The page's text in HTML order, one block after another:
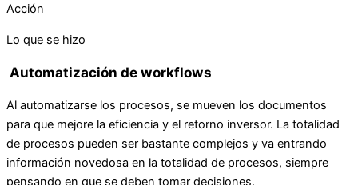
Acción
Lo que se hizo
Automatización de workflows
Al automatizarse los procesos, se mueven los documentos
para que mejore la eficiencia y el retorno inversor. La totalidad
de procesos pueden ser bastante complejos y va entrando
información novedosa en la totalidad de procesos, siempre
pensando en que se deben tomar decisiones.